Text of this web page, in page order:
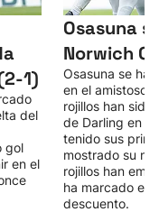
1)
del
gol
en el
Osasuna
Norwich
Osasuna se ha
en el amistoso
rojillos han
de Darling en
tenido sus
mostrado su
rojillos han
ha marcado el
descuento.